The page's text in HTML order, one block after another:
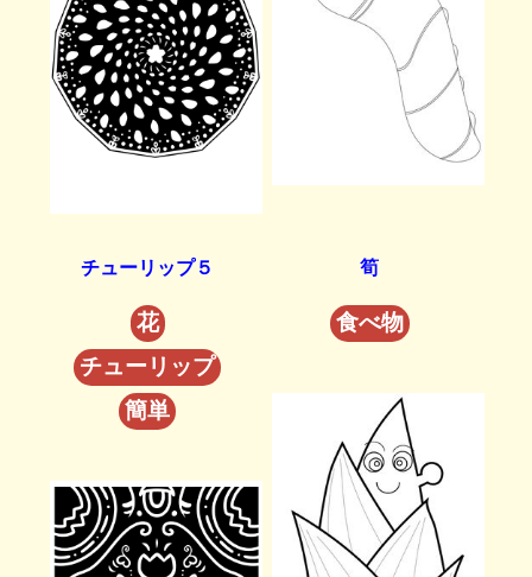
チューリップ５
花
チューリップ
簡単
筍
食べ物